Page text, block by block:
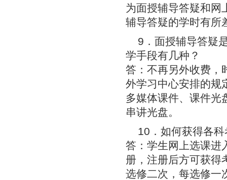
为面授辅导答疑和网
辅导答疑的学时有所
9．面授辅导答疑
学手段有几种？
答：不再另外收费，
外学习中心安排的规
多媒体课件、课件光
串讲光盘。
10．如何获得各
答：学生网上选课进
册，注册后方可获得
选修二次，每选修一